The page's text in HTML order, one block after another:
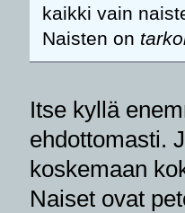
kaikki vain
Naisten on
Itse kyllä
ehdottomasti.
koskemaan
Naiset ovat